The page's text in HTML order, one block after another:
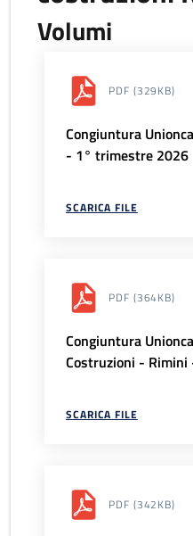
Volumi
PDF (329KB)
Congiuntura
- 1° trimestre 2026
SCARICA FILE
PDF (364KB)
Congiuntura
Costruzioni -
SCARICA FILE
PDF (342KB)